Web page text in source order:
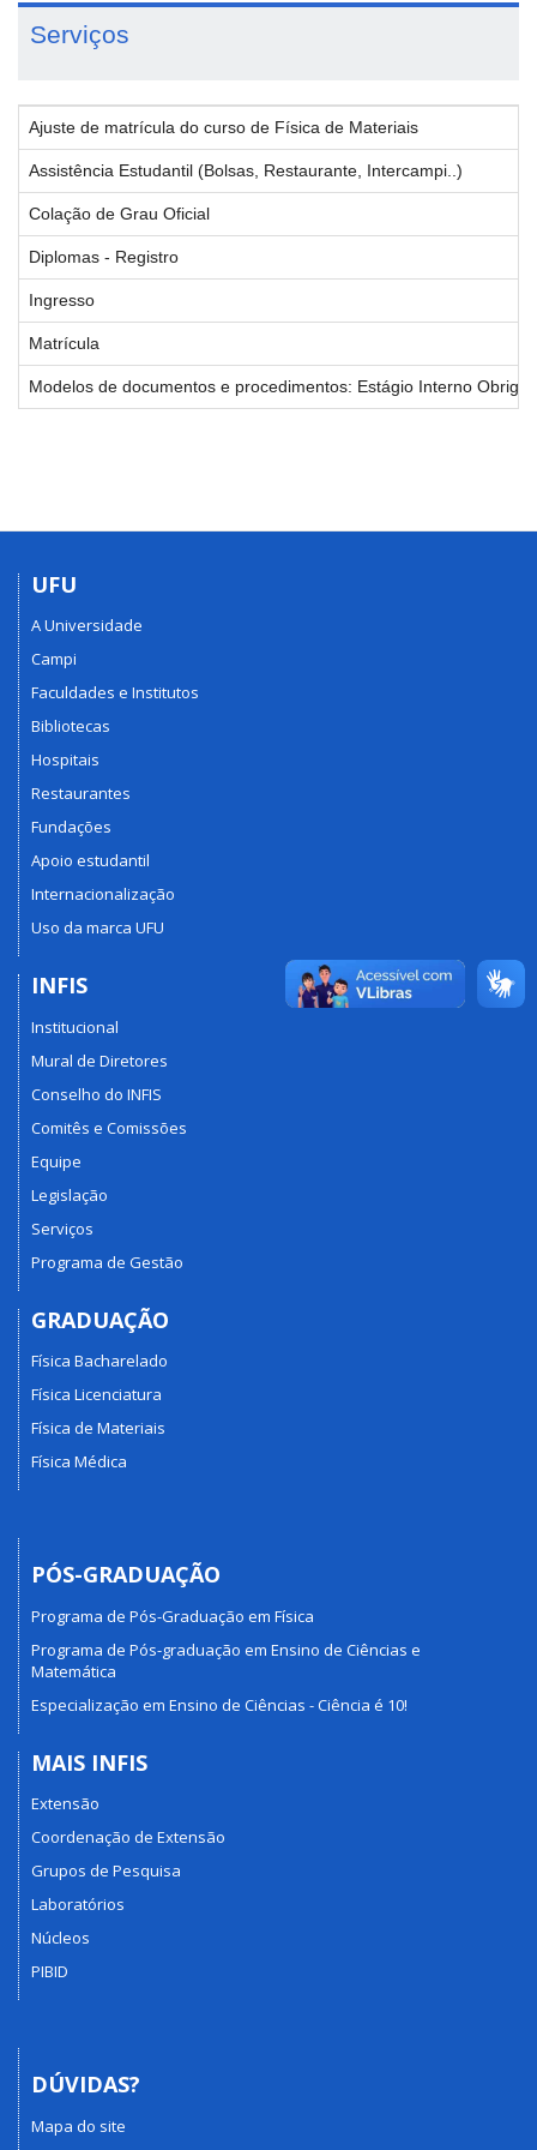
Serviços
Ajuste de matrícula do curso de Física de Materiais
Assistência Estudantil (Bolsas, Restaurante, Intercampi..)
Colação de Grau Oficial
Diplomas - Registro
Ingresso
Matrícula
Modelos de documentos e procedimentos: Estágio Interno
UFU
A Universidade
Campi
Faculdades e Institutos
Bibliotecas
Hospitais
Restaurantes
Fundações
Apoio estudantil
Internacionalização
Uso da marca UFU
INFIS
Institucional
Mural de Diretores
Conselho do INFIS
Comitês e Comissões
Equipe
Legislação
Serviços
Programa de Gestão
GRADUAÇÃO
Física Bacharelado
Física Licenciatura
Física de Materiais
Física Médica
PÓS-GRADUAÇÃO
Programa de Pós-Graduação em Física
Programa de Pós-graduação em Ensino de Ciências e
Matemática
Especialização em Ensino de Ciências - Ciência é 10!
MAIS INFIS
Extensão
Coordenação de Extensão
Grupos de Pesquisa
Laboratórios
Núcleos
PIBID
DÚVIDAS?
Mapa do site